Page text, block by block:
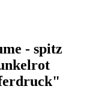
- spitz